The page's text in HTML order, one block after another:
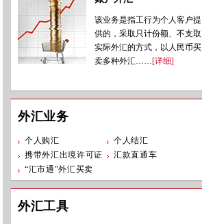
该业务是指工行为个人客户提
供的，采取只计份额、不支取
实际外汇的方式，以人民币买
卖多种外汇……[详细]
外汇业务
个人购汇
个人结汇
携带外汇出境许可证
汇款直通车
“汇市通”外汇买卖
外汇工具